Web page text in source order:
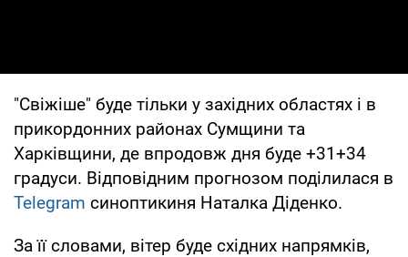
"Свіжіше" буде тільки у західних областях і в
прикордонних районах Сумщини та
Харківщини, де впродовж дня буде +31+34
градуси. Відповідним прогнозом поділилася в
Telegram синоптикиня Наталка Діденко.
За її словами, вітер буде східних напрямків,